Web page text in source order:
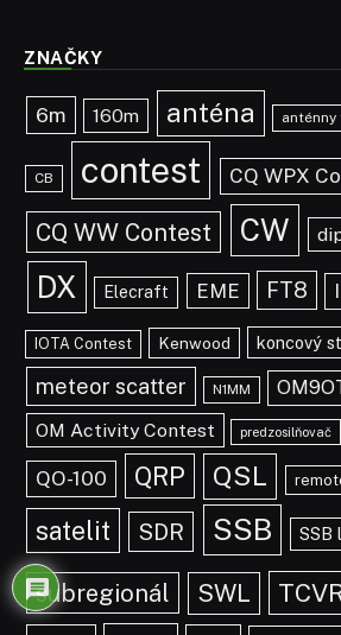
ZNAČKY
6m 160m anténa anténny
CB contest CQ WPX
CQ WW Contest CW
DX Elecraft EME FT8
IOTA Contest Kenwood koncový
meteor scatter N1MM
OM Activity Contest
predzosilňovač
QO-100 QRP QSL
satelit SDR SSB SSB
subregionál SWL